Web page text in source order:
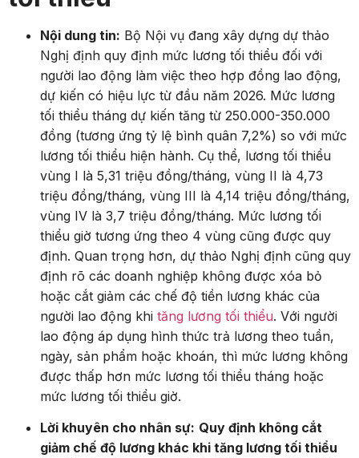
Nội dung tin: Bộ Nội vụ đang xây dựng dự thảo
Nghị định quy định mức lương tối thiểu đối với
người lao động làm việc theo hợp đồng lao động,
dự kiến có hiệu lực từ đầu năm 2026. Mức lương
tối thiểu tháng dự kiến tăng từ 250.000-350.000
đồng (tương ứng tỷ lệ bình quân 7,2%) so với mức
lương tối thiểu hiện hành. Cụ thể, lương tối thiểu
vùng I là 5,31 triệu đồng/tháng, vùng II là 4,73
triệu đồng/tháng, vùng III là 4,14 triệu đồng/tháng,
vùng IV là 3,7 triệu đồng/tháng. Mức lương tối
thiểu giờ tương ứng theo 4 vùng cũng được quy
định. Quan trọng hơn, dự thảo Nghị định cũng quy
định rõ các doanh nghiệp không được xóa bỏ
hoặc cắt giảm các chế độ tiền lương khác của
người lao động khi tăng lương tối thiểu. Với người
lao động áp dụng hình thức trả lương theo tuần,
ngày, sản phẩm hoặc khoán, thì mức lương không
được thấp hơn mức lương tối thiểu tháng hoặc
mức lương tối thiểu giờ.
Lời khuyên cho nhân sự: Quy định không cắt
giảm chế độ lương khác khi tăng lương tối thiểu